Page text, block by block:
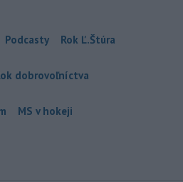
Podcasty Rok Ľ.Štúra
dobrovoľníctva
MS v hokeji